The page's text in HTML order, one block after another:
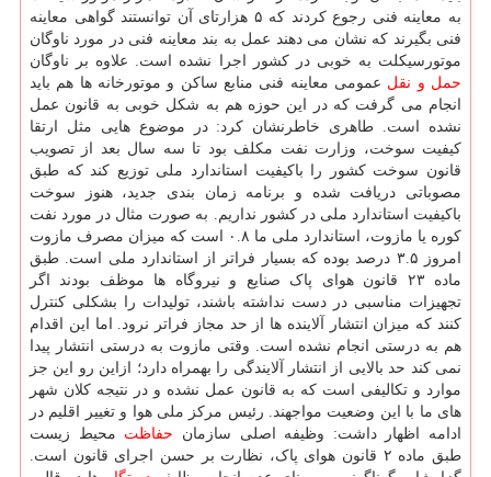
به معاینه فنی رجوع کردند که ۵ هزارتای آن توانستند گواهی معاینه
فنی بگیرند که نشان می دهند عمل به بند معاینه فنی در مورد ناوگان
موتورسیکلت به خوبی در کشور اجرا نشده است. علاوه بر ناوگان
حمل و نقل عمومی معاینه فنی منابع ساکن و موتورخانه ها هم باید
انجام می گرفت که در این حوزه هم به شکل خوبی به قانون عمل
نشده است. طاهری خاطرنشان کرد: در موضوع هایی مثل ارتقا
کیفیت سوخت، وزارت نفت مکلف بود تا سه سال بعد از تصویب
قانون سوخت کشور را باکیفیت استاندارد ملی توزیع کند که طبق
مصوباتی دریافت شده و برنامه زمان بندی جدید، هنوز سوخت
باکیفیت استاندارد ملی در کشور نداریم. به صورت مثال در مورد نفت
کوره یا مازوت، استاندارد ملی ما ۰.۸ است که میزان مصرف مازوت
امروز ۳.۵ درصد بوده که بسیار فراتر از استاندارد ملی است. طبق
ماده ۲۳ قانون هوای پاک صنایع و نیروگاه ها موظف بودند اگر
تجهیزات مناسبی در دست نداشته باشند، تولیدات را بشکلی کنترل
کنند که میزان انتشار آلاینده ها از حد مجاز فراتر نرود. اما این اقدام
هم به درستی انجام نشده است. وقتی مازوت به درستی انتشار پیدا
نمی کند حد بالایی از انتشار آلایندگی را بهمراه دارد؛ ازاین رو این جز
موارد و تکالیفی است که به قانون عمل نشده و در نتیجه کلان شهر
های ما با این وضعیت مواجهند. رئیس مرکز ملی هوا و تغییر اقلیم در
ادامه اظهار داشت: وظیفه اصلی سازمان حفاظت محیط زیست
طبق ماده ۲ قانون هوای پاک، نظارت بر حسن اجرای قانون است.